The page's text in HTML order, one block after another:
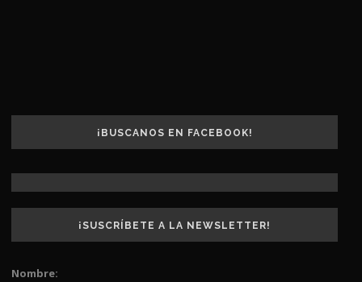
¡BUSCANOS EN FACEBOOK!
¡SUSCRÍBETE A LA NEWSLETTER!
Nombre: